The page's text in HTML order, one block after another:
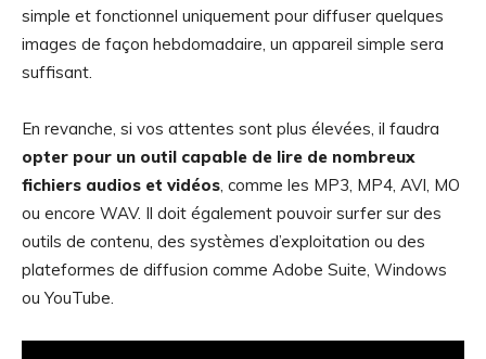
simple et fonctionnel uniquement pour diffuser quelques
images de façon hebdomadaire, un appareil simple sera
suffisant.
En revanche, si vos attentes sont plus élevées, il faudra
opter pour un outil capable de lire de nombreux
fichiers audios et vidéos, comme les MP3, MP4, AVI, MO
ou encore WAV. Il doit également pouvoir surfer sur des
outils de contenu, des systèmes d’exploitation ou des
plateformes de diffusion comme Adobe Suite, Windows
ou YouTube.